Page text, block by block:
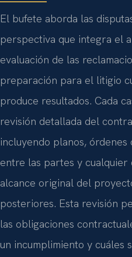
El bufete aborda las
perspectiva que integra el
evaluación de las
preparación para el litigio
produce resultados. Cada
revisión detallada del
incluyendo planos, órdenes
entre las partes y
alcance original del
posteriores. Esta revisión
las obligaciones
un incumplimiento y cuáles